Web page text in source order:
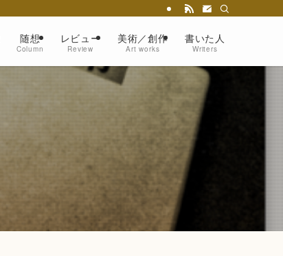
随想
Column
レビュー
Review
美術／創作
Art works
書いた人
Writers